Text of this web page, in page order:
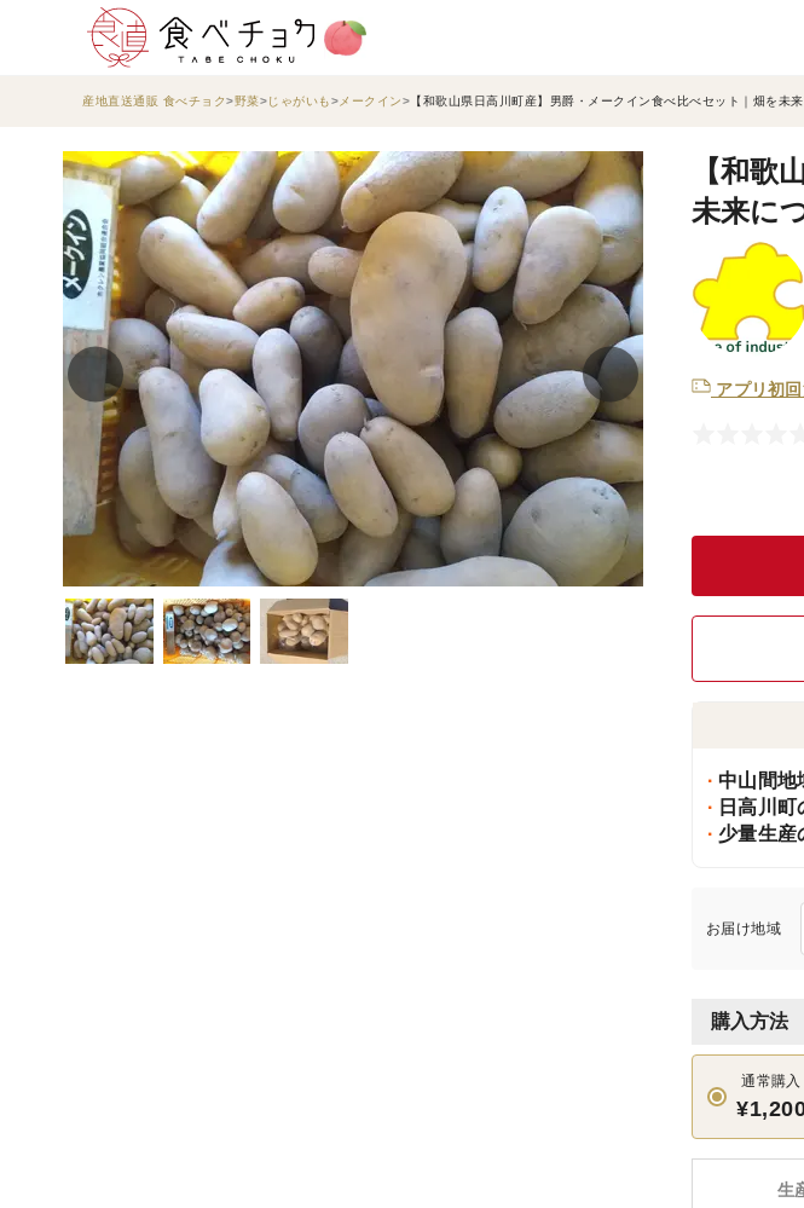
産地直送通販 食べチョク 野菜 じゃがいも メークイン 【和歌山県日高川町産】男爵・メークイン食べ比べセット｜畑を未
【和歌
未来に
アプリ初
中山間地
日高川
少量生産
お届け地域
購入方法
通常購入
生